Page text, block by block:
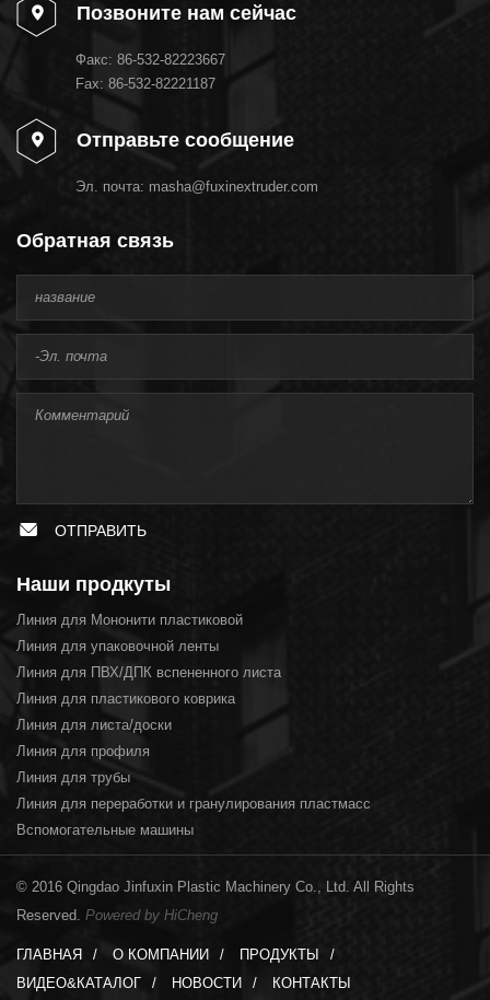
Позвоните нам сейчас
Факс: 86-532-82223667
Fax: 86-532-82221187
Отправьте сообщение
Эл. почта: masha@fuxinextruder.com
Обратная связь
ОТПРАВИТЬ
Наши продкуты
Линия для Мононити пластиковой
Линия для упаковочной ленты
Линия для ПВХ/ДПК вспененного листа
Линия для пластикового коврика
Линия для листа/доски
Линия для профиля
Линия для трубы
Линия для переработки и гранулирования пластмасс
Вспомогательные машины
© 2016 Qingdao Jinfuxin Plastic Machinery Co., Ltd. All Rights
Reserved. Powered by HiCheng
ГЛАВНАЯ О КОМПАНИИ
ПРОДУКТЫ
ВИДЕО&КАТАЛОГ
НОВОСТИ КОНТАКТЫ